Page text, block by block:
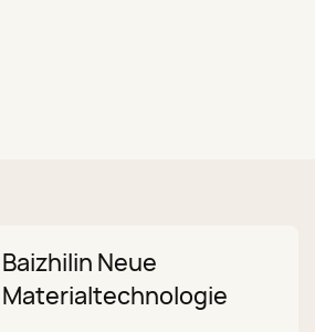
Baizhilin Neue
Materialtechnologie